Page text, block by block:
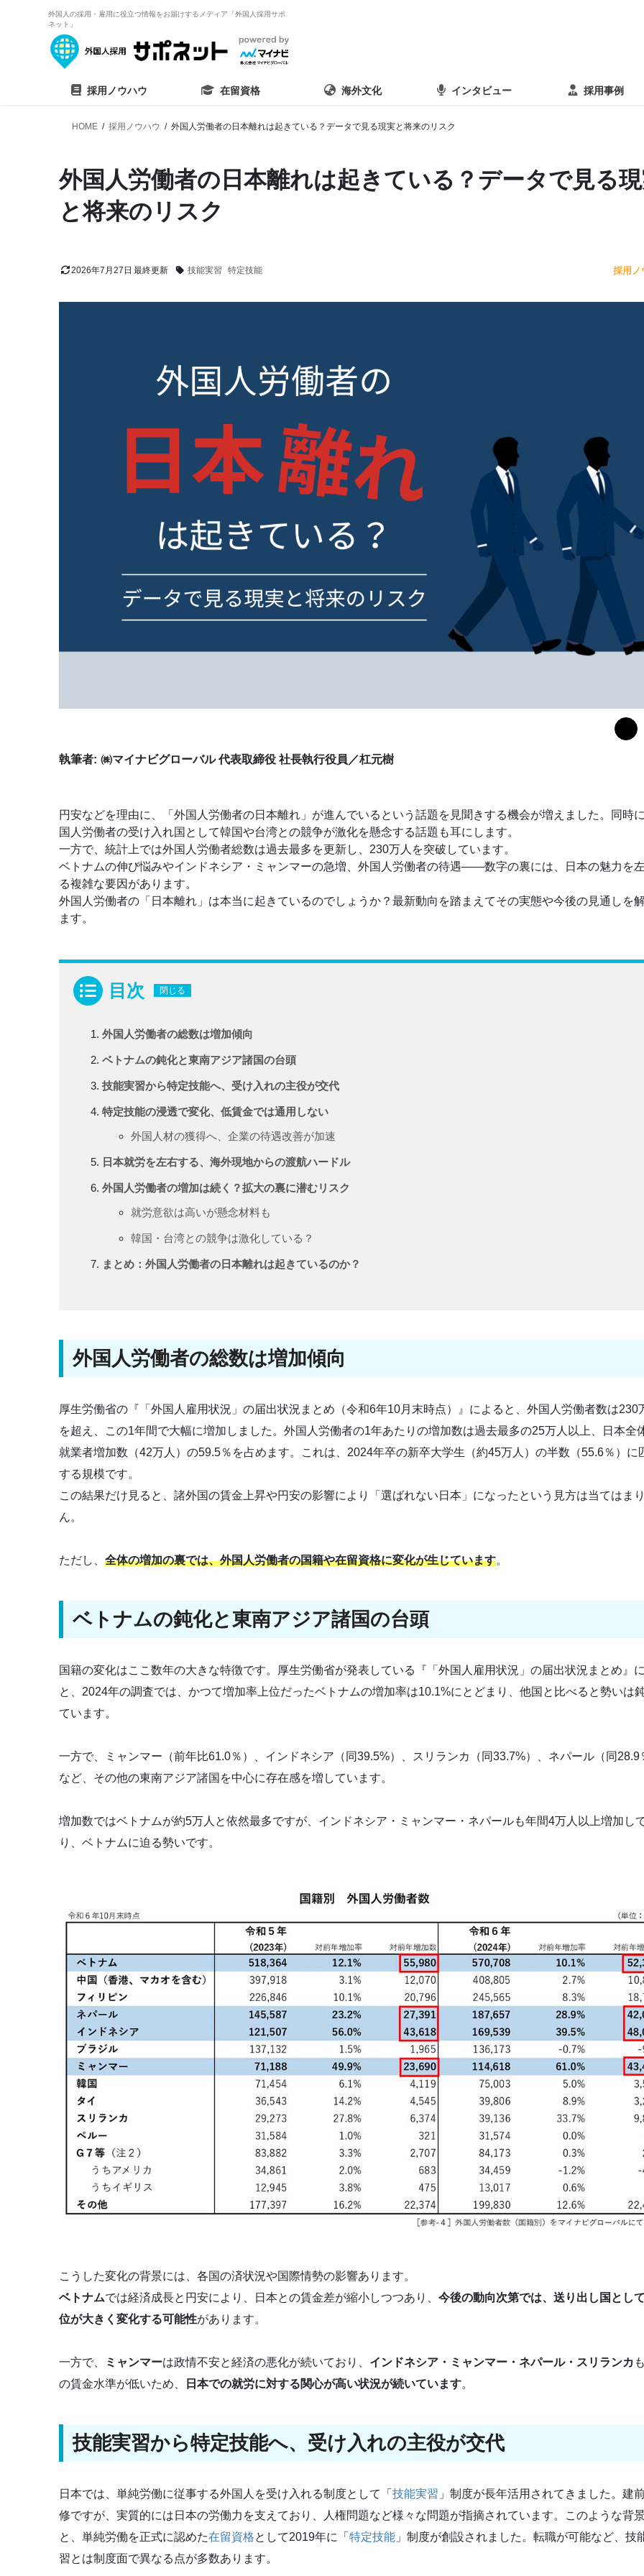
外国人の採用・雇用に役立つ情報をお届けするメディア「外国人採用サポ
ネット」
採用ノウハウ 在留資格 海外文化 インタビュー 採用事例
HOME 採用ノウハウ 外国人労働者の日本離れは起きている？データで見る現実と将来のリスク
外国人労働者の日本離れは起きている？データで見る
と将来のリスク
2026年7月27日 技能実習 特定技能 採用ノ
執筆者: ㈱マイナビグローバル 代表取締役 社長執行役員／杠元樹
円安などを理由に、「外国人労働者の日本離れ」が進んでいるという話題を見聞きする機会が増えました。同時
国人労働者の受け入れ国として韓国や台湾との競争が激化を懸念する話題も耳にします。
一方で、統計上では外国人労働者総数は過去最多を更新し、230万人を突破しています。
ベトナムの伸び悩みやインドネシア・ミャンマーの急増、外国人労働者の待遇――数字の裏には、日本の魅力を
る複雑な要因があります。
外国人労働者の「日本離れ」は本当に起きているのでしょうか？最新動向を踏まえてその実態や今後の見通しを
ます。
目次 閉じる
外国人労働者の総数は増加傾向
ベトナムの鈍化と東南アジア諸国の台頭
技能実習から特定技能へ、受け入れの主役が交代
特定技能の浸透で変化、低賃金では通用しない
外国人材の獲得へ、企業の待遇改善が加速
日本就労を左右する、海外現地からの渡航ハードル
外国人労働者の増加は続く？拡大の裏に潜むリスク
就労意欲は高いが懸念材料も
韓国・台湾との競争は激化している？
まとめ：外国人労働者の日本離れは起きているのか？
外国人労働者の総数は増加傾向
厚生労働省の『「外国人雇用状況」の届出状況まとめ（令和6年10月末時点）』によると、外国人労働者数は230
を超え、この1年間で大幅に増加しました。外国人労働者の1年あたりの増加数は過去最多の25万人以上、日本全
就業者増加数（42万人）の59.5％を占めます。これは、2024年卒の新卒大学生（約45万人）の半数（55.6％）に
する規模です。
この結果だけ見ると、諸外国の賃金上昇や円安の影響により「選ばれない日本」になったという見方は当てはま
ん。
ただし、全体の増加の裏では、外国人労働者の国籍や在留資格に変化が生じています。
ベトナムの鈍化と東南アジア諸国の台頭
国籍の変化はここ数年の大きな特徴です。厚生労働省が発表している『「外国人雇用状況」の届出状況まとめ』
と、2024年の調査では、かつて増加率上位だったベトナムの増加率は10.1%にとどまり、他国と比べると勢いは
ています。
一方で、ミャンマー（前年比61.0％）、インドネシア（同39.5%）、スリランカ（同33.7%）、ネパール（同28.9
など、その他の東南アジア諸国を中心に存在感を増しています。
増加数ではベトナムが約5万人と依然最多ですが、インドネシア・ミャンマー・ネパールも年間4万人以上増加し
り、ベトナムに迫る勢いです。
こうした変化の背景には、各国の済状況や国際情勢の影響あります。
ベトナムでは経済成長と円安により、日本との賃金差が縮小しつつあり、今後の動向次第では、送り出し国とし
位が大きく変化する可能性があります。
一方で、 ミャンマーは政情不安と経済の悪化が続いており、 インドネシア・ミャンマー・ネパール・スリランカ
の賃金水準が低いため、
日本での就労に対する関心が高い状況が続いています。
技能実習から特定技能へ、受け入れの主役が交代
日本では、単純労働に従事する外国人を受け入れる制度として「技能実習 」制度が長年活用されてきました。建
修ですが、実質的には日本の労働力を支えており、人権問題など様々な問題が指摘されています。このような背
と、単純労働を正式に認めた在留資格として2019年に「特定技能 」制度が創設されました。転職が可能など、技
習とは制度面で異なる点が多数あります。